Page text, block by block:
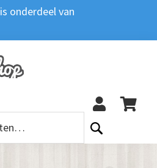
is onderdeel van